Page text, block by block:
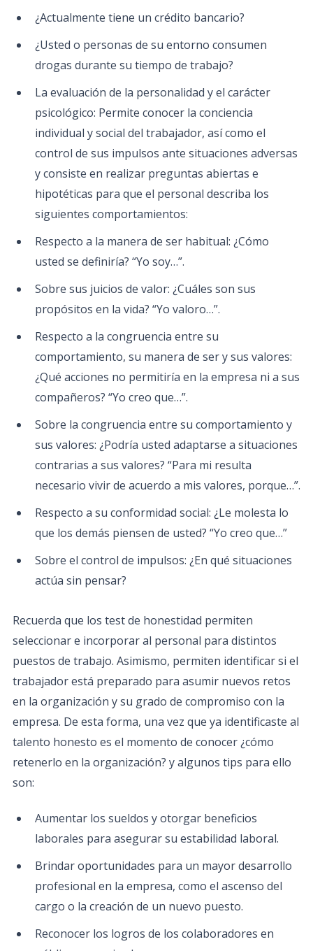
¿Actualmente tiene un crédito bancario?
¿Usted o personas de su entorno consumen
drogas durante su tiempo de trabajo?
La evaluación de la personalidad y el carácter
psicológico: Permite conocer la conciencia
individual y social del trabajador, así como el
control de sus impulsos ante situaciones adversas
y consiste en realizar preguntas abiertas e
hipotéticas para que el personal describa los
siguientes comportamientos:
Respecto a la manera de ser habitual: ¿Cómo
usted se definiría? “Yo soy…”.
Sobre sus juicios de valor: ¿Cuáles son sus
propósitos en la vida? “Yo valoro…”.
Respecto a la congruencia entre su
comportamiento, su manera de ser y sus valores:
¿Qué acciones no permitiría en la empresa ni a sus
compañeros? “Yo creo que…”.
Sobre la congruencia entre su comportamiento y
sus valores: ¿Podría usted adaptarse a situaciones
contrarias a sus valores? “Para mi resulta
necesario vivir de acuerdo a mis valores, porque…”.
Respecto a su conformidad social: ¿Le molesta lo
que los demás piensen de usted? “Yo creo que…”
Sobre el control de impulsos: ¿En qué situaciones
actúa sin pensar?
Recuerda que los test de honestidad permiten
seleccionar e incorporar al personal para distintos
puestos de trabajo. Asimismo, permiten identificar si el
trabajador está preparado para asumir nuevos retos
en la organización y su grado de compromiso con la
empresa. De esta forma, una vez que ya identificaste al
talento honesto es el momento de conocer ¿cómo
retenerlo en la organización? y algunos tips para ello
son:
Aumentar los sueldos y otorgar beneficios
laborales para asegurar su estabilidad laboral.
Brindar oportunidades para un mayor desarrollo
profesional en la empresa, como el ascenso del
cargo o la creación de un nuevo puesto.
Reconocer los logros de los colaboradores en